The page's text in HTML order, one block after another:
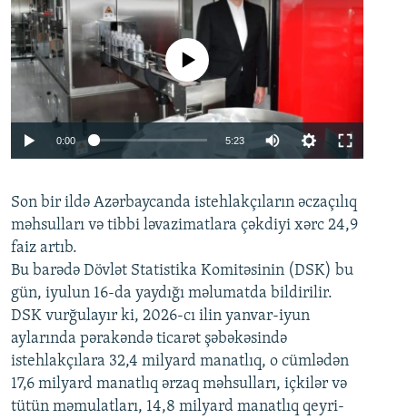
Auto 240p 360p 480p
720p 1080p
No media source currently available
0:00 5:23
360p
480p
720p
1080p
Son bir ildə Azərbaycanda istehlakçıların əczaçılıq
məhsulları və tibbi ləvazimatlara çəkdiyi xərc 24,9
faiz artıb.
Bu barədə Dövlət Statistika Komitəsinin (DSK) bu
gün, iyulun 16-da yaydığı məlumatda bildirilir.
DSK vurğulayır ki, 2026-cı ilin yanvar-iyun
aylarında pərakəndə ticarət şəbəkəsində
istehlakçılara 32,4 milyard manatlıq, o cümlədən
17,6 milyard manatlıq ərzaq məhsulları, içkilər və
tütün məmulatları, 14,8 milyard manatlıq qeyri-